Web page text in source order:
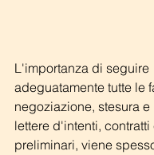
L'importanza di seguire
adeguatamente tutte le
negoziazione, stesura
lettere d'intenti, contratti
preliminari, viene